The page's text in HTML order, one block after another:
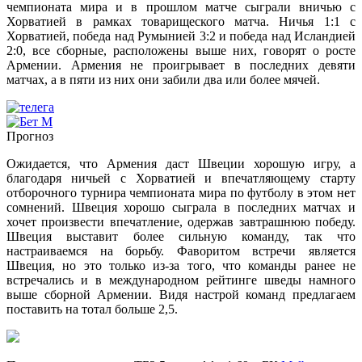
чемпионата мира и в прошлом матче сыграли вничью с
Хорватией в рамках товарищеского матча. Ничья 1:1 с
Хорватией, победа над Румынией 3:2 и победа над Исландией
2:0, все сборные, расположены выше них, говорят о росте
Армении. Армения не проигрывает в последних девяти
матчах, а в пяти из них они забили два или более мячей.
Прогноз
Ожидается, что Армения даст Швеции хорошую игру, а
благодаря ничьей с Хорватией и впечатляющему старту
отборочного турнира чемпионата мира по футболу в этом нет
сомнений. Швеция хорошо сыграла в последних матчах и
хочет произвести впечатление, одержав завтрашнюю победу.
Швеция выставит более сильную команду, так что
настраиваемся на борьбу. Фаворитом встречи является
Швеция, но это только из-за того, что команды ранее не
встречались и в международном рейтинге шведы намного
выше сборной Армении. Видя настрой команд предлагаем
поставить на тотал больше 2,5.